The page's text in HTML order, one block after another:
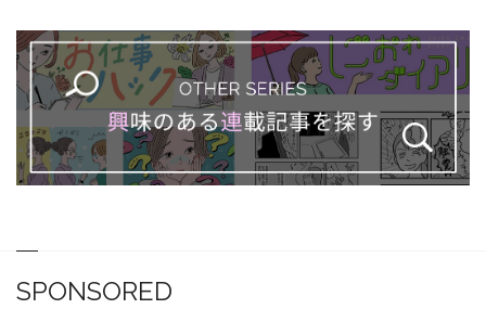
SPONSORED